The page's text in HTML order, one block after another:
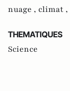
nuage , climat ,
THEMATIQUES
Science